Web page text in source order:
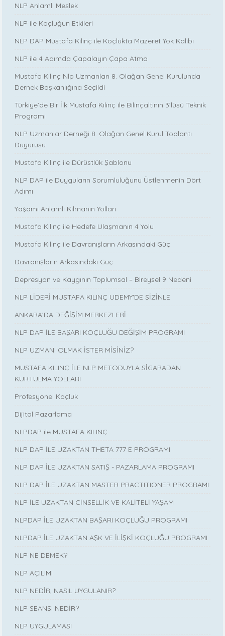
NLP Anlamlı Meslek
NLP ile Koçluğun Etkileri
NLP DAP Mustafa Kılınç ile Koçlukta Mazeret Yok Kalıbı
NLP ile 4 Adımda Çapalayın Çapa Atma
Mustafa Kılınç Nlp Uzmanları 8. Olağan Genel Kurulunda
Dernek Başkanlığına Seçildi
Türkiye’de Bir İlk Mustafa Kılınç ile Bilinçaltının 3’lüsü Teknik
Programı
NLP Uzmanlar Derneği 8. Olağan Genel Kurul Toplantı
Duyurusu
Mustafa Kılınç ile Dürüstlük Şablonu
NLP DAP ile Duyguların Sorumluluğunu Üstlenmenin Dört
Adımı
Yaşamı Anlamlı Kılmanın Yolları
Mustafa Kılınç ile Hedefe Ulaşmanın 4 Yolu
Mustafa Kılınç ile Davranışların Arkasındaki Güç
Davranışların Arkasındaki Güç
Depresyon ve Kaygının Toplumsal – Bireysel 9 Nedeni
NLP LİDERİ MUSTAFA KILINÇ UDEMY'DE SİZİNLE
ANKARA’DA DEĞİŞİM MERKEZLERİ
NLP DAP İLE BAŞARI KOÇLUĞU DEĞİŞİM PROGRAMI
NLP UZMANI OLMAK İSTER MİSİNİZ?
MUSTAFA KILINÇ İLE NLP METODUYLA SİGARADAN
KURTULMA YOLLARI
Profesyonel Koçluk
Dijital Pazarlama
NLPDAP ile MUSTAFA KILINÇ
NLP DAP İLE UZAKTAN THETA 777 E PROGRAMI
NLP DAP İLE UZAKTAN SATIŞ - PAZARLAMA PROGRAMI
NLP DAP İLE UZAKTAN MASTER PRACTITIONER PROGRAMI
NLP İLE UZAKTAN CİNSELLİK VE KALİTELİ YAŞAM
NLPDAP İLE UZAKTAN BAŞARI KOÇLUĞU PROGRAMI
NLPDAP İLE UZAKTAN AŞK VE İLİŞKİ KOÇLUĞU PROGRAMI
NLP NE DEMEK?
NLP AÇILIMI
NLP NEDİR, NASIL UYGULANIR?
NLP SEANSI NEDİR?
NLP UYGULAMASI